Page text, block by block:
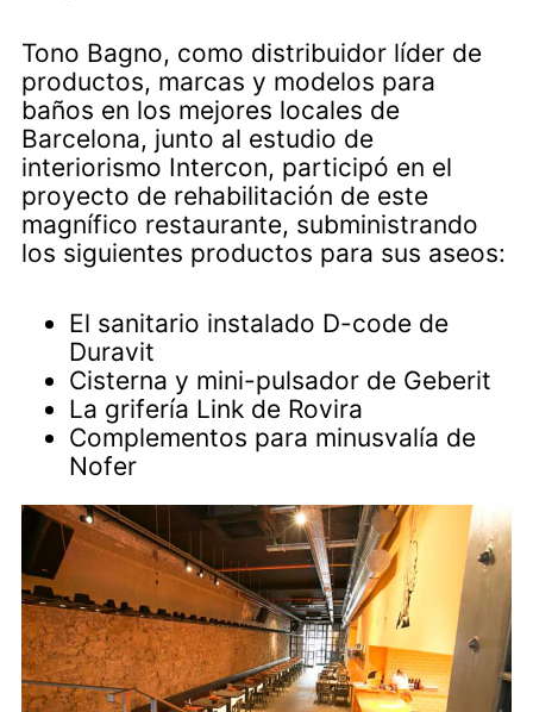
Tono Bagno, como distribuidor líder de
productos, marcas y modelos para
baños en los mejores locales de
Barcelona, junto al estudio de
interiorismo Intercon, participó en el
proyecto de rehabilitación de este
magnífico restaurante, subministrando
los siguientes productos para sus aseos:
El sanitario instalado D-code de
Duravit
Cisterna y mini-pulsador de Geberit
La grifería Link de Rovira
Complementos para minusvalía de
Nofer